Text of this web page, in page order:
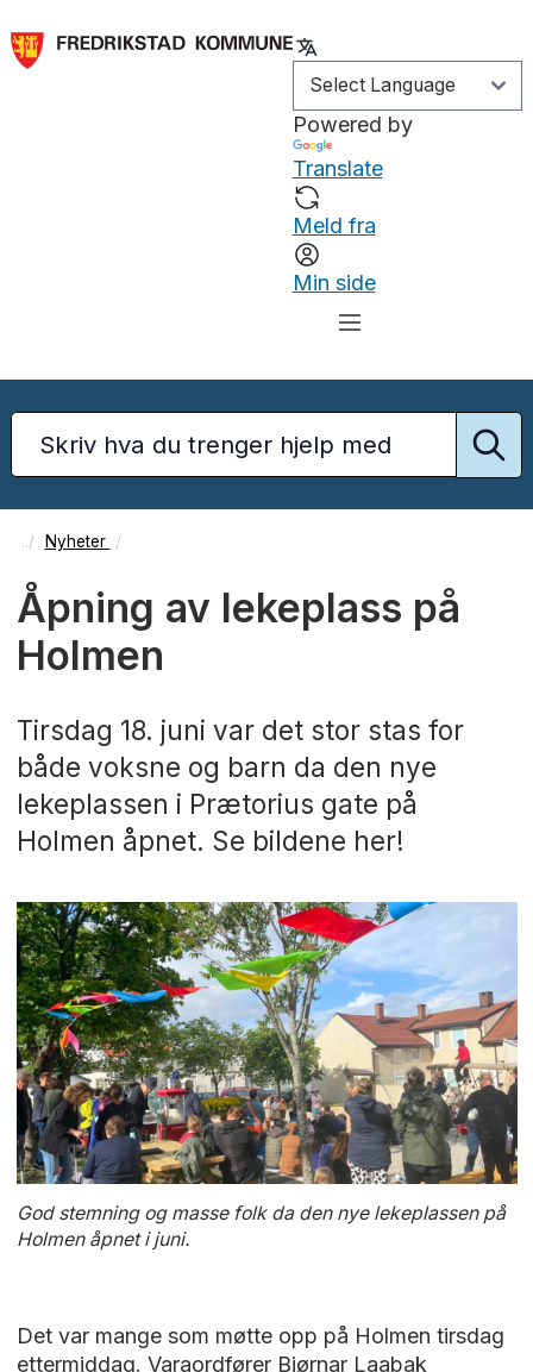
Powered by
Translate
Meld fra
Min side
Nyheter
Åpning av lekeplass på
Holmen
Tirsdag 18. juni var det stor stas for
både voksne og barn da den nye
lekeplassen i Prætorius gate på
Holmen åpnet. Se bildene her!
God stemning og masse folk da den nye lekeplassen på
Holmen åpnet i juni.
Det var mange som møtte opp på Holmen tirsdag
ettermiddag. Varaordfører Bjørnar Laabak